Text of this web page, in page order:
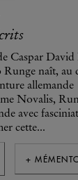
Caspar
naît, au
allemande
Novalis,
avec
cette...
+